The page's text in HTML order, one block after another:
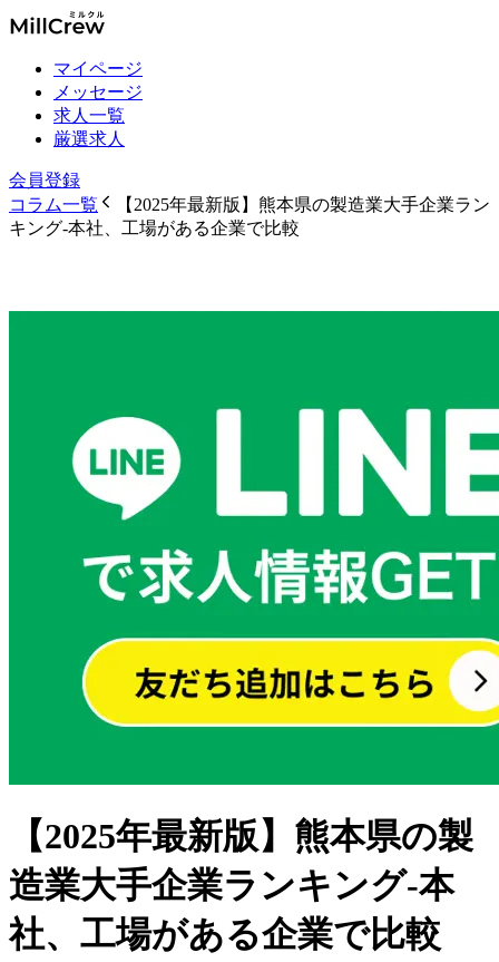
マイページ
メッセージ
求人一覧
厳選求人
会員登録
コラム一覧
【2025年最新版】熊本県の製造業大手企業ラン
キング-本社、工場がある企業で比較
【2025年最新版】熊本県の製
造業大手企業ランキング-本
社、工場がある企業で比較